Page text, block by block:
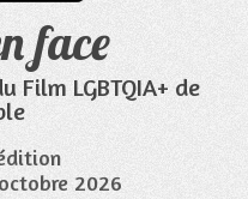
face
LGBTQIA+ de
2026